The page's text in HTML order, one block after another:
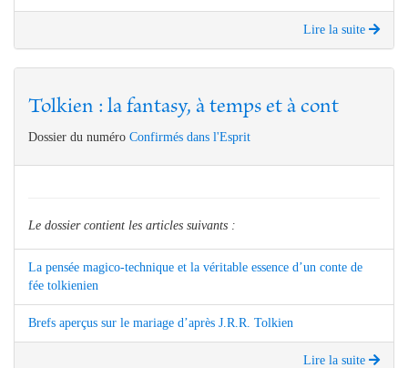
Lire la suite
Tolkien : la fantasy, à temps et à cont
Dossier du numéro Confirmés dans l'Esprit
Le dossier contient les articles suivants :
La pensée magico-technique et la véritable essence d’un conte de
fée tolkienien
Brefs aperçus sur le mariage d’après J.R.R. Tolkien
Lire la suite